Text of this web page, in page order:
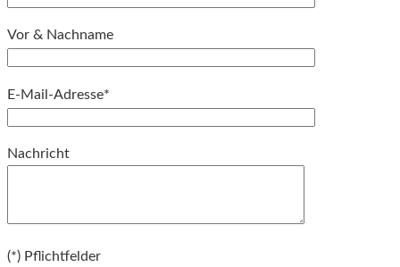
Vor & Nachname
E-Mail-Adresse*
Nachricht
(*) Pflichtfelder